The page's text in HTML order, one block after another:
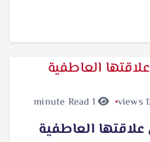
1 minute Read
العاطفية